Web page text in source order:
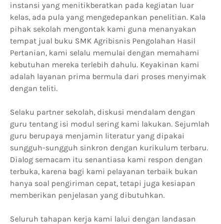
instansi yang menitikberatkan pada kegiatan luar
kelas, ada pula yang mengedepankan penelitian. Kala
pihak sekolah mengontak kami guna menanyakan
tempat jual buku SMK Agribisnis Pengolahan Hasil
Pertanian, kami selalu memulai dengan memahami
kebutuhan mereka terlebih dahulu. Keyakinan kami
adalah layanan prima bermula dari proses menyimak
dengan teliti.
Selaku partner sekolah, diskusi mendalam dengan
guru tentang isi modul sering kami lakukan. Sejumlah
guru berupaya menjamin literatur yang dipakai
sungguh-sungguh sinkron dengan kurikulum terbaru.
Dialog semacam itu senantiasa kami respon dengan
terbuka, karena bagi kami pelayanan terbaik bukan
hanya soal pengiriman cepat, tetapi juga kesiapan
memberikan penjelasan yang dibutuhkan.
Seluruh tahapan kerja kami lalui dengan landasan